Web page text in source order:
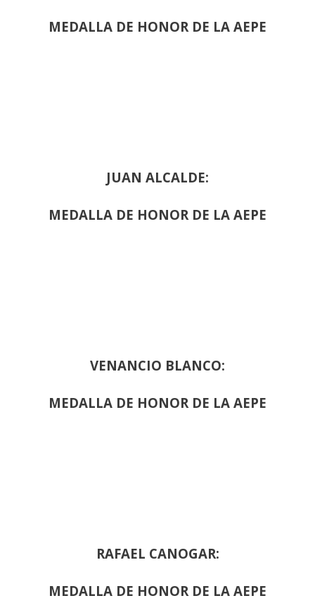
MEDALLA DE HONOR DE LA AEPE
JUAN ALCALDE:
MEDALLA DE HONOR DE LA AEPE
VENANCIO BLANCO:
MEDALLA DE HONOR DE LA AEPE
RAFAEL CANOGAR:
MEDALLA DE HONOR DE LA AEPE